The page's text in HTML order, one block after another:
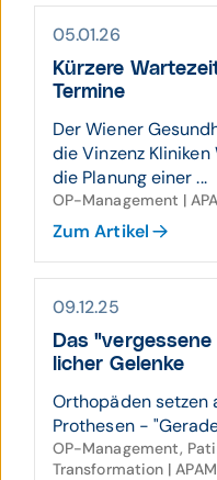
05.01.26
Kürzere
Termine
Der Wiener
die Vinzenz
die Planung einer ...
OP-Management |
Zum Artikel
09.12.25
Das
licher Gelenke
Orthopäden
Prothesen -
OP-Management,
Transformation |